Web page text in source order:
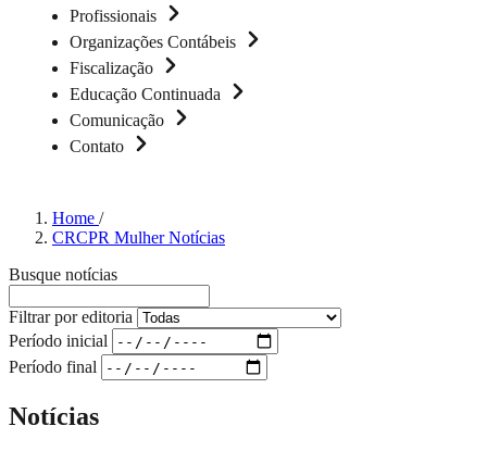
Profissionais
Organizações Contábeis
Fiscalização
Educação Continuada
Comunicação
Contato
Home /
CRCPR Mulher Notícias
Busque notícias
Filtrar por editoria
Período inicial
Período final
Notícias